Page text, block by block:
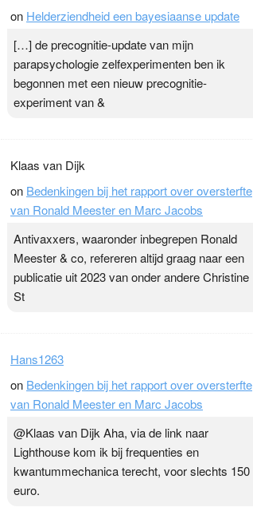
on Helderziendheid een bayesiaanse update
[…] de precognitie-update van mijn
parapsychologie zelfexperimenten ben ik
begonnen met een nieuw precognitie-
experiment van &
Klaas van Dijk
on Bedenkingen bij het rapport over oversterfte
van Ronald Meester en Marc Jacobs
Antivaxxers, waaronder inbegrepen Ronald
Meester & co, refereren altijd graag naar een
publicatie uit 2023 van onder andere Christine
St
Hans1263
on Bedenkingen bij het rapport over oversterfte
van Ronald Meester en Marc Jacobs
@Klaas van Dijk Aha, via de link naar
Lighthouse kom ik bij frequenties en
kwantummechanica terecht, voor slechts 150
euro.